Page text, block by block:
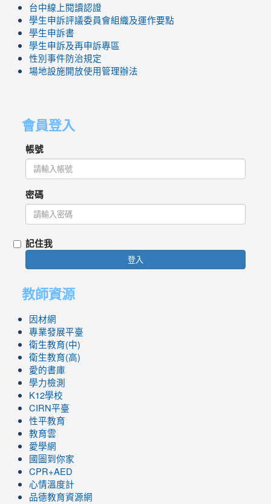
台中線上閱讀認證
學生申訴評議委員會組織及運作要點
學生申訴書
學生申訴及再申訴專區
性別事件防治規定
場地設施開放使用管理辦法
會員登入
帳號
密碼
記住我
登入
教師資源
因材網
專業發展平臺
衛生教育(中)
衛生教育(高)
愛的書庫
學力檢測
K12學校
CIRN平臺
性平教育
教育雲
愛學網
國圖到你家
CPR+AED
心情溫度計
品德教育資源網